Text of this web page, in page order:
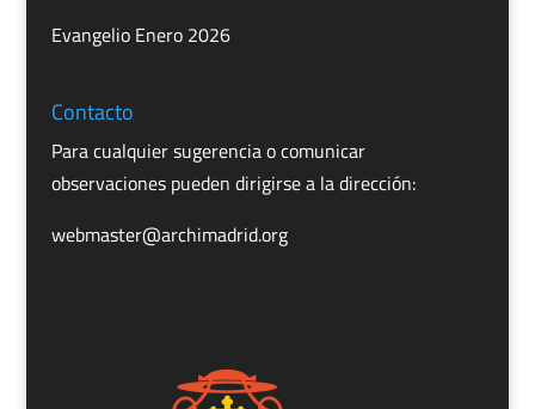
Evangelio Enero 2026
Contacto
Para cualquier sugerencia o comunicar
observaciones pueden dirigirse a la dirección:
webmaster@archimadrid.org